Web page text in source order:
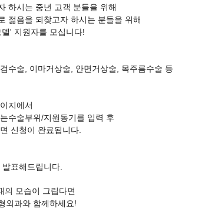
하시는 중년 고객 분들을 위해
젊음을 되찾고자 하시는 분들을 위해
' 지원자를 모십니다!
수술, 이마거상술, 안면거상술, 목주름수술 등
지에서
수술부위/지원동기를 입력 후
신청이 완료됩니다.
표해드립니다.
의 모습이 그립다면
외과와 함께하세요!